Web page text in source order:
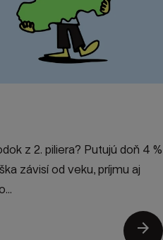
z 2. piliera? Putujú doň 4 %
závisí od veku, príjmu aj
arrow_forward